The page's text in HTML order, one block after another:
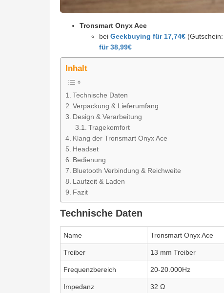
Tronsmart Onyx Ace
bei Geekbuying für 17,74€ (Gutschein:
für 38,99€
Inhalt
Technische Daten
Verpackung & Lieferumfang
Design & Verarbeitung
Tragekomfort
Klang der Tronsmart Onyx Ace
Headset
Bedienung
Bluetooth Verbindung & Reichweite
Laufzeit & Laden
Fazit
Technische Daten
Name Tronsmart Onyx Ace
Treiber 13 mm Treiber
Frequenzbereich 20-20.000Hz
Impedanz 32 Ω